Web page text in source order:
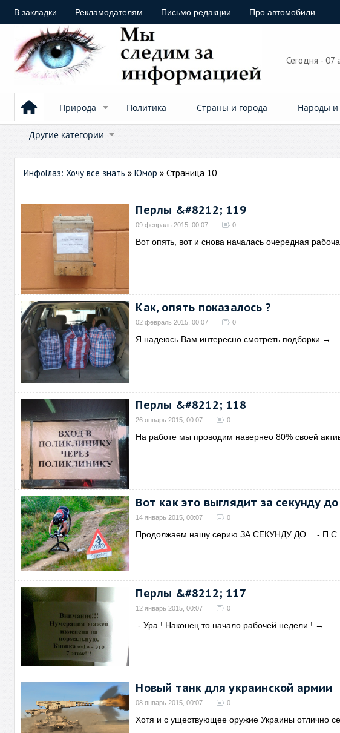
В закладки Рекламодателям Письмо редакции Про автомобили
Сегодня - 07
Природа Политика Страны и города Народы и
Другие категории
ИнфоГлаз: Хочу все знать »Юмор » Страница 10
Перлы &#8212; 119
09 февраль 2015, 00:07 0
Вот опять, вот и снова началась очередная
Как, опять показалось ?
02 февраль 2015, 00:07 0
Я надеюсь Вам интересно смотреть подборки →
Перлы &#8212; 118
26 январь 2015, 00:07 0
На работе мы проводим навернео 80% своей
Вот как это выглядит за секунду
14 январь 2015, 00:07 0
Продолжаем нашу серию ЗА СЕКУНДУ ДО …-
Перлы &#8212; 117
12 январь 2015, 00:07 0
- Ура ! Наконец то начало рабочей недели ! →
Новый танк для украинской армии
08 январь 2015, 00:07 0
Хотя и с уществующее оружие Украины отлично